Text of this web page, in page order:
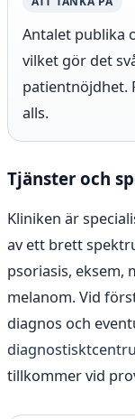
Antalet publika
vilket gör det
patientnöjdhet.
alls.
Tjänster och
Kliniken är
av ett brett
psoriasis, eksem,
melanom. Vid
diagnos och
tillkommer vid